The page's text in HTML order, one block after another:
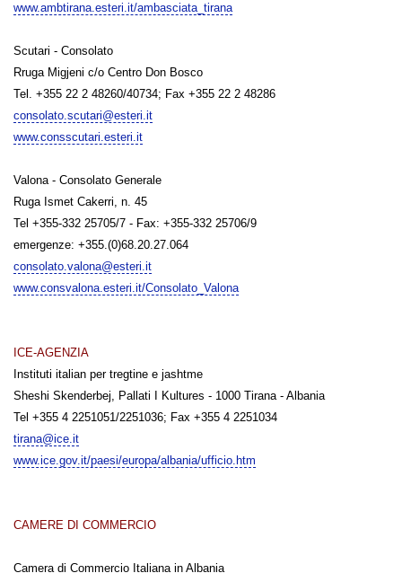
www.ambtirana.esteri.it/ambasciata_tirana
Scutari - Consolato
Rruga Migjeni c/o Centro Don Bosco
Tel. +355 22 2 48260/40734; Fax +355 22 2 48286
consolato.scutari@esteri.it
www.consscutari.esteri.it
Valona - Consolato Generale
Ruga Ismet Cakerri, n. 45
Tel +355-332 25705/7 - Fax: +355-332 25706/9
emergenze: +355.(0)68.20.27.064
consolato.valona@esteri.it
www.consvalona.esteri.it/Consolato_Valona
ICE-AGENZIA
Instituti italian per tregtine e jashtme
Sheshi Skenderbej, Pallati I Kultures - 1000 Tirana - Albania
Tel +355 4 2251051/2251036; Fax +355 4 2251034
tirana@ice.it
www.ice.gov.it/paesi/europa/albania/ufficio.htm
CAMERE DI COMMERCIO
Camera di Commercio Italiana in Albania